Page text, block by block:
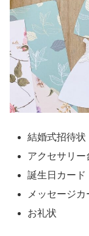
結婚式招待状
アクセサリー
誕生日カード
メッセージカ
お礼状